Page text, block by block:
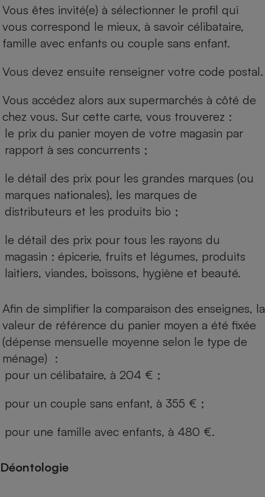
Vous êtes invité(e) à sélectionner le profil qui
vous correspond le mieux, à savoir célibataire,
famille avec enfants ou couple sans enfant.
Vous devez ensuite renseigner votre code postal.
Vous accédez alors aux supermarchés à côté de
chez vous. Sur cette carte, vous trouverez :
le prix du panier moyen de votre magasin par
rapport à ses concurrents ;
le détail des prix pour les grandes marques (ou
marques nationales), les marques de
distributeurs et les produits bio ;
le détail des prix pour tous les rayons du
magasin : épicerie, fruits et légumes, produits
laitiers, viandes, boissons, hygiène et beauté.
Afin de simplifier la comparaison des enseignes, la
valeur de référence du panier moyen a été fixée
(dépense mensuelle moyenne selon le type de
ménage) :
pour un célibataire, à 204 € ;
pour un couple sans enfant, à 355 € ;
pour une famille avec enfants, à 480 €.
Déontologie